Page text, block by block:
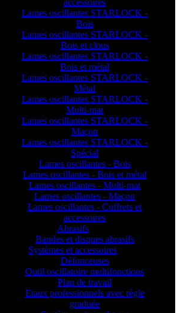
accessoires
Lames oscillantes STARLOCK -
Bois
Lames oscillantes STARLOCK -
Bois et clous
Lames oscillantes STARLOCK -
Bois et métal
Lames oscillantes STARLOCK -
Métal
Lames oscillantes STARLOCK -
Multi-mat
Lames oscillantes STARLOCK -
Maçon
Lames oscillantes STARLOCK -
Spécial
Lames oscillantes - Bois
Lames oscillantes - Bois et métal
Lames oscillantes - Multi-mat
Lames oscillantes - Maçon
Lames oscillantes - Coffrets et
accessoires
Abrasifs
Bandes et disques abrasifs
Systèmes et accessoires
Défonceuses
Outil oscillatoire multifonctions
Plan de travail
Etaux professionnels avec règle
graduée